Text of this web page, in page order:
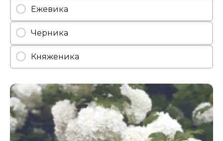
Ежевика
Черника
Княженика